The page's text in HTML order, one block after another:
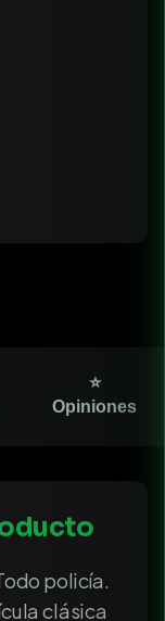
⭐
Opiniones
policía.
clásica